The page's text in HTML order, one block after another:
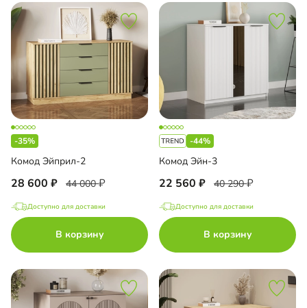
-35%
Комод Эйприл-2
28 600 44 000
Доступно для доставки
В корзину
-44%
Комод Эйн-3
22 560 40 290
Доступно для доставки
В корзину